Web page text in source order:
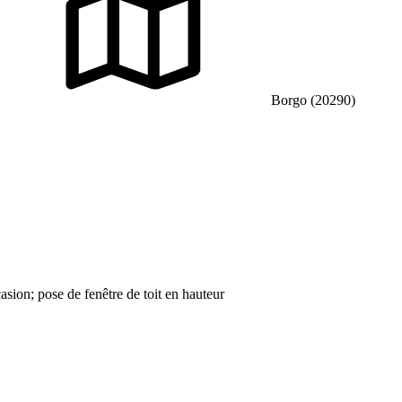
Borgo (20290)
pose de fenêtre de toit en hauteur